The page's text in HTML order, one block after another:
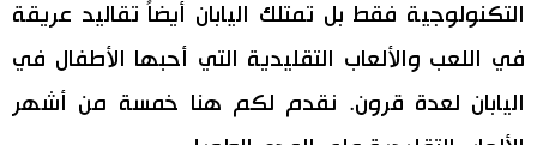
أشخاص
تجارب وآراء
اللغة اليابانية
موسوعة اليابان
تواصل معنا
التكنولوجية فقط بل تمتلك اليابان أيضاً تقاليد عريقة
في اللعب والألعاب التقليدية التي أحبها الأطفال في
اليابان لعدة قرون. نقدم لكم هنا خمسة من أشهر